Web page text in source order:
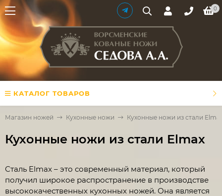
0
КАТАЛОГ ТОВАРОВ
Магазин ножей Кухонные ножи Кухонные ножи из стали
Кухонные ножи из стали Elmax
Сталь Elmax – это современный материал, который
получил широкое распространение в производстве
высококачественных кухонных ножей. Она является